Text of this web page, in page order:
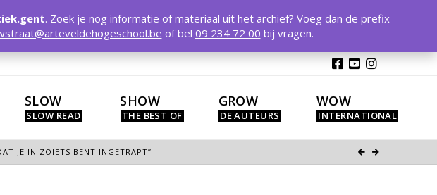
SLOW SHOW GROW WOW
JE IN ZOIETS BENT INGETRAPT”
. Zoek je nog informatie of materiaal uit het archief? Voeg dan de prefix
of bel 09 234 72 00 bij vragen.